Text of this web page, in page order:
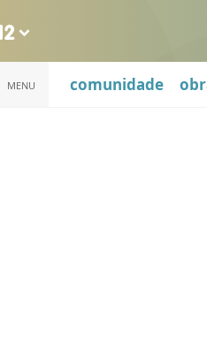
MENU comunidade